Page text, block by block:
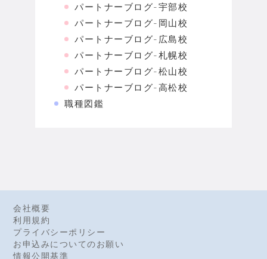
パートナーブログ-宇部校
パートナーブログ-岡山校
パートナーブログ-広島校
パートナーブログ-札幌校
パートナーブログ-松山校
パートナーブログ-高松校
職種図鑑
会社概要
利用規約
プライバシーポリシー
お申込みについてのお願い
情報公開基準